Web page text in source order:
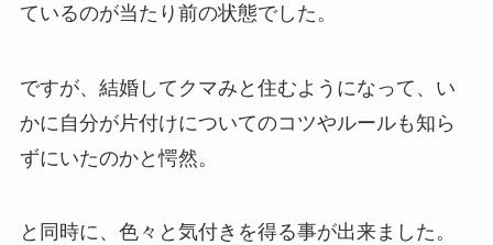
ているのが当たり前の状態でした。
ですが、結婚してクマみと住むようになって、い
かに自分が片付けについてのコツやルールも知ら
ずにいたのかと愕然。
と同時に、色々と気付きを得る事が出来ました。